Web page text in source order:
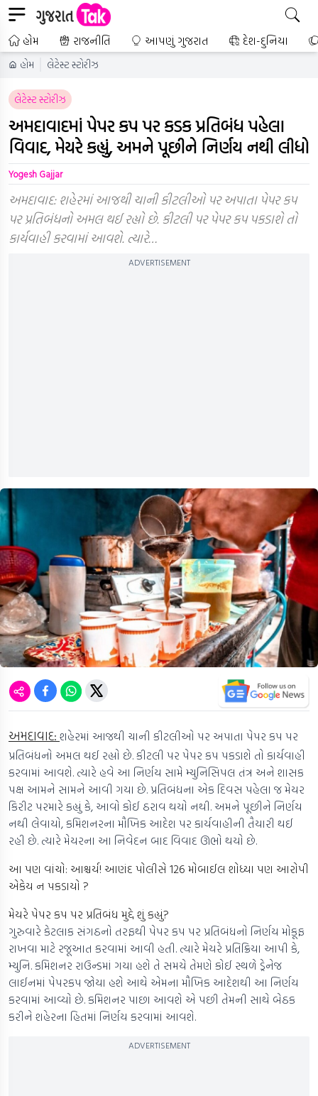
હોમ રાજનીતિ આપણું ગુજરાત દેશ-દુનિયા
હોમ લેટેસ્ટ સ્ટોરીઝ
લેટેસ્ટ સ્ટોરીઝ
અમદાવાદમાં પેપર કપ પર કડક પ્રતિબંધ પહેલા
વિવાદ, મેયરે કહ્યું, અમને પૂછીને નિર્ણય નથી લીધો
Yogesh Gajjar
અમદાવાદ: શહેરમાં આજથી ચાની કીટલીઓ પર અપાતા પેપર કપ
પર પ્રતિબંધનો અમલ થઈ રહ્યો છે. કીટલી પર પેપર કપ પકડાશે તો
કાર્યવાહી કરવામાં આવશે. ત્યારે…
ADVERTISEMENT
અમદાવાદ: શહેરમાં આજથી ચાની કીટલીઓ પર અપાતા પેપર કપ પર
પ્રતિબંધનો અમલ થઈ રહ્યો છે. કીટલી પર પેપર કપ પકડાશે તો કાર્યવાહી
કરવામાં આવશે. ત્યારે હવે આ નિર્ણય સામે મ્યુનિસિપલ તંત્ર અને શાસક
પક્ષ આમને સામને આવી ગયા છે. પ્રતિબંધના એક દિવસ પહેલા જ મેયર
કિરીટ પરમારે કહ્યું કે, આવો કોઈ ઠરાવ થયો નથી. અમને પૂછીને નિર્ણય
નથી લેવાયો, કમિશનરના મૌખિક આદેશ પર કાર્યવાહીની તૈયારી થઈ
રહી છે. ત્યારે મેયરના આ નિવેદન બાદ વિવાદ ઊભો થયો છે.
આ પણ વાંચો: આશ્ચર્ય! આણંદ પોલીસે 126 મોબાઈલ શોધ્યા પણ આરોપી
એકેય ન પકડાયો ?
મેયરે પેપર કપ પર પ્રતિબંધ મુદ્દે શું કહ્યું?
ગુરુવારે કેટલાક સંગઠનો તરફથી પેપર કપ પર પ્રતિબંધનો નિર્ણય મોકૂફ
રાખવા માટે રજૂઆત કરવામાં આવી હતી. ત્યારે મેયરે પ્રતિક્રિયા આપી કે,
મ્યુનિ. કમિશનર રાઉન્ડમાં ગયા હશે તે સમયે તેમણે કોઈ સ્થળે ડ્રેનેજ
લાઈનમાં પેપરકપ જોયા હશે આથે એમના મૌખિક આદેશથી આ નિર્ણય
કરવામાં આવ્યો છે. કમિશનર પાછા આવશે એ પછી તેમની સાથે બેઠક
કરીને શહેરના હિતમાં નિર્ણય કરવામાં આવશે.
ADVERTISEMENT